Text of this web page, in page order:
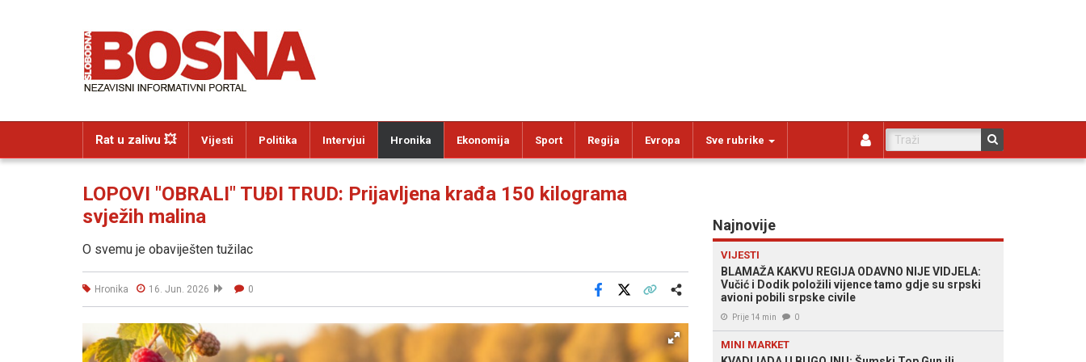
Rat u zalivu 💥 Vijesti Politika Intervjui Hronika Ekonomija Sport Regija Evropa Sve rubrike
LOPOVI "OBRALI" TUĐI TRUD: Prijavljena krađa 150 kilograma
svježih malina
O svemu je obaviješten tužilac
Hronika 16. Jun. 2026 0
Facebook
Najnovije
VIJESTI
BLAMAŽA KAKVU REGIJA ODAVNO NIJE VIDJELA:
Vučić i Dodik položili vijence tamo gdje su srpski
avioni pobili srpske civile
Prije 14 min 0
MINI MARKET